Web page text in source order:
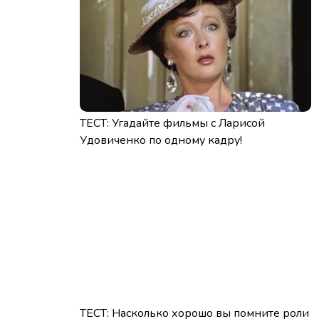
ТЕСТ: Угадайте фильмы с Ларисой
Удовиченко по одному кадру!
ТЕСТ: Насколько хорошо вы помните роли